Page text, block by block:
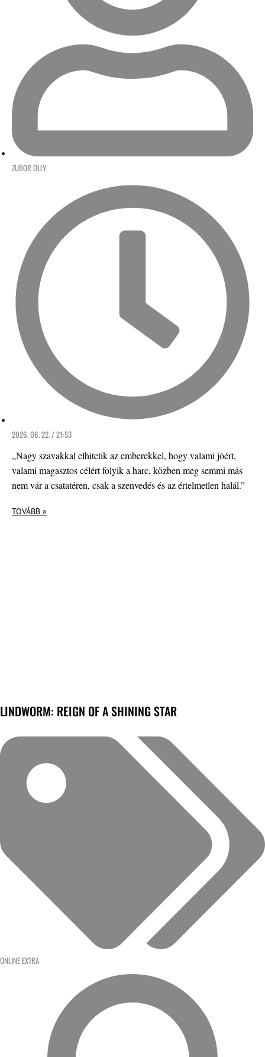
ZUBOR OLLY
2026. 06. 22. / 21:53
„Nagy szavakkal elhitetik az emberekkel, hogy valami jóért,
valami magasztos célért folyik a harc, közben meg semmi más
nem vár a csatatéren, csak a szenvedés és az értelmetlen halál.”
TOVÁBB »
LINDWORM: REIGN OF A SHINING STAR
ONLINE EXTRA